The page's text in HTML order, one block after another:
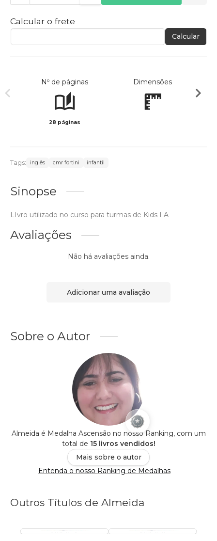
Calcular o frete
Calcular
Nº de páginas
28 páginas
Dimensões
Tags: inglês cmr fortini infantil
Sinopse
LIvro utilizado no curso para turmas de Kids I A
Avaliações
Não há avaliações ainda.
Adicionar uma avaliação
Sobre o Autor
Almeida é Medalha Ascensão no nosso Ranking, com um
total de 15 livros vendidos!
Mais sobre o autor
Entenda o nosso Ranking de Medalhas
Outros Títulos de Almeida